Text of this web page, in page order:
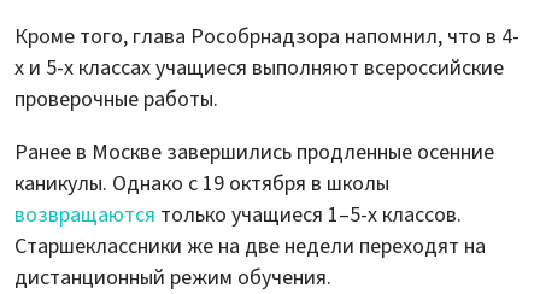
Кроме того, глава Рособрнадзора напомнил, что в 4-
х и 5-х классах учащиеся выполняют всероссийские
проверочные работы.
Ранее в Москве завершились продленные осенние
каникулы. Однако с 19 октября в школы
возвращаются только учащиеся 1–5-х классов.
Старшеклассники же на две недели переходят на
дистанционный режим обучения.